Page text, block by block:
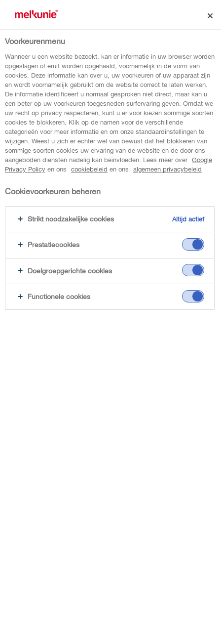
terug naar overzicht
karamel zeezout
pudding
Deze heerlijk romige Melkunie PROTEIN
karamel zeezout puddingbevat 20 gram
eiwit, is laag in vet en lactosevrij.
Voorkeurenmenu
Wanneer u een website bezoekt, kan er informatie in uw browser worden
opgeslagen of eruit worden opgehaald, voornamelijk in de vorm van
cookies. Deze informatie kan over u, uw voorkeuren of uw apparaat zijn
en wordt voornamelijk gebruikt om de website correct te laten werken.
De informatie identificeert u normaal gesproken niet direct, maar kan u
een beter op uw voorkeuren toegesneden surfervaring geven. Omdat we
uw recht op privacy respecteren, kunt u er voor kiezen sommige soorten
cookies te blokkeren. Klik op de namen voor de verschillende
categorieën voor meer informatie en om onze standaardinstellingen te
wijzigen. Weest u zich er echter wel van bewust dat het blokkeren van
sommige soorten cookies uw ervaring van de website en de door ons
aangeboden diensten nadelig kan beïnvloeden. Lees meer over Google
Privacy Policy en ons cookiebeleid en ons algemeen privacybeleid
Cookievoorkeuren beheren
Strikt noodzakelijke cookies Altijd actief
Prestatiecookies
Doelgroepgerichte cookies
Functionele cookies